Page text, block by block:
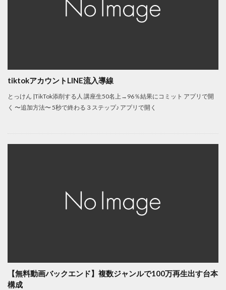
tiktokアカウントLINE流入導線
とっけん |TikTok添削する人 講座生50名上→96％結果にコミット アプリで開
く 〜追加方法〜 5秒で終わる３ステップ♪ アプリで開く
【無料動画バックエンド】複数ジャンルで100万再生出す台本
構成